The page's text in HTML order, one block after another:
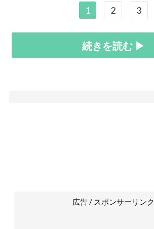
1 2 3
続きを読む ▶
広告 / スポンサーリンク